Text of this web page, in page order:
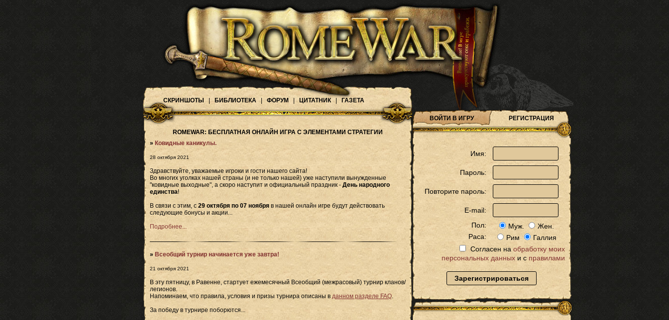
СКРИНШОТЫ БИБЛИОТЕКА ФОРУМ ЦИТАТНИК ГАЗЕТА
ROMEWAR: БЕСПЛАТНАЯ ОНЛАЙН ИГРА С ЭЛЕМЕНТАМИ СТРАТЕГИИ
» Ковидные каникулы.
28 октября 2021
Здравствуйте, уважаемые игроки и гости нашего сайта!
Во многих уголках нашей страны (и не только нашей) уже наступили вынужденные
"ковидные выходные", а скоро наступит и официальный праздник - День народного
единства!
В связи с этим, с 29 октября по 07 ноябряв нашей онлайн игре будут действовать
следующие бонусы и акции...
Подробнее...
» Всеобщий турнир начинается уже завтра!
21 октября 2021
В эту пятницу, в Равенне, стартует ежемесячный Всеобщий (межрасовый) турнир кланов/
легионов.
Напоминаем, что правила, условия и призы турнира описаны в данном разделе FAQ.
За победу в турнире поборются...
ВОЙТИ В ИГРУ РЕГИСТРАЦИЯ
Имя:
Пароль:
Повторите пароль:
E-mail:
Пол:
Муж.
Жен.
Раса:
Рим
Галлия
Согласен на обработку моих
персональных данныхи с правилами
Зарегистрироваться